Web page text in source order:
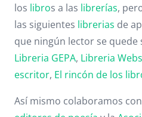
los libros a las librerías,
las siguientes librerias de
que ningún lector se quede
Libreria GEPA, Libreria
escritor, El rincón de los
Así mismo colaboramos